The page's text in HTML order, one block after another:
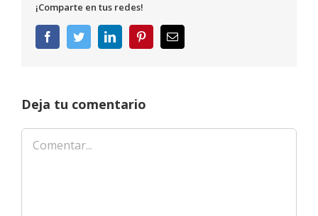
¡Comparte en tus redes!
FacebookTwitterLinkedInPinterestCorreo
electrónico
Deja tu comentario
Comentar